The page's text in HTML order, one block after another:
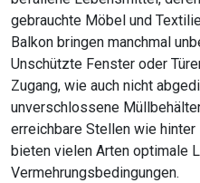
gebrauchte Möbel und
Balkon bringen manchmal
Unschützte Fenster oder
Zugang, wie auch nicht
unverschlossene
erreichbare Stellen wie
bieten vielen Arten optimale
Vermehrungsbedingungen.